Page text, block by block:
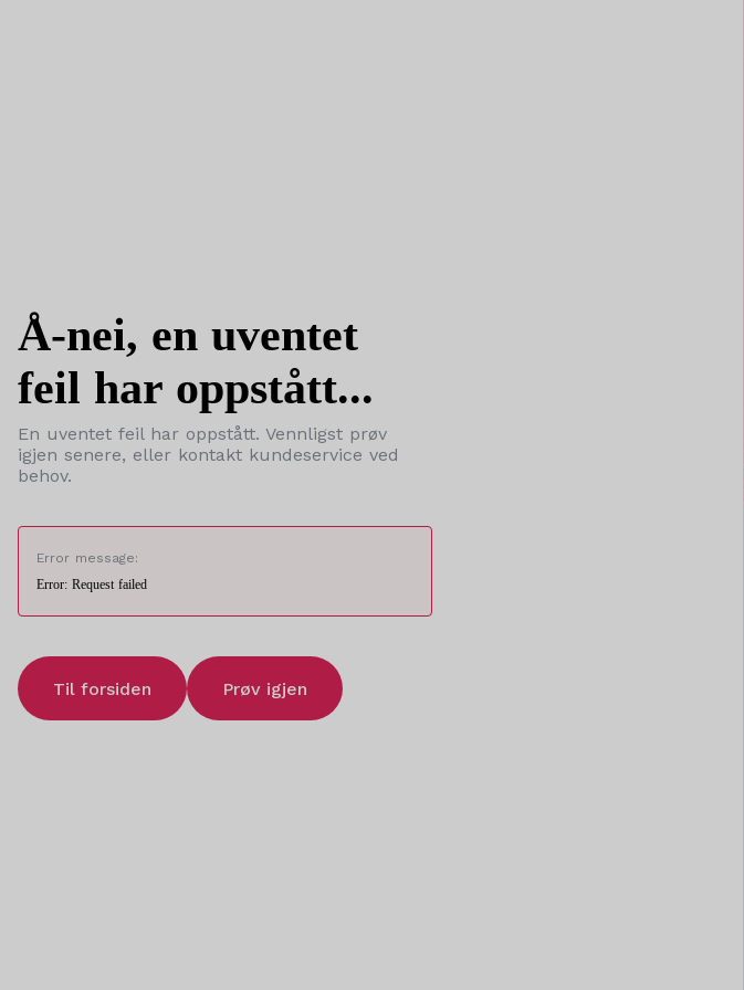
Å-nei, en uventet
feil har oppstått...
En uventet feil har oppstått. Vennligst prøv
igjen senere, eller kontakt kundeservice ved
behov.
Error message:
Error: Request failed
Til forsiden Prøv igjen